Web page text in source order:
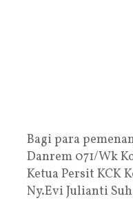
Bagi para
Danrem 071/Wk
Ketua Persit KCK
Ny.Evi Julianti